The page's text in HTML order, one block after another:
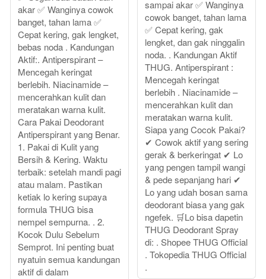
akar ✅ Wanginya cowok
banget, tahan lama ✅
Cepat kering, gak lengket,
bebas noda . Kandungan
Aktif:. Antiperspirant –
Mencegah keringat
berlebih. Niacinamide –
mencerahkan kulit dan
meratakan warna kulit.
Cara Pakai Deodorant
Antiperspirant yang Benar.
1. Pakai di Kulit yang
Bersih & Kering. Waktu
terbaik: setelah mandi pagi
atau malam. Pastikan
ketiak lo kering supaya
formula THUG bisa
nempel sempurna. . 2.
Kocok Dulu Sebelum
Semprot. Ini penting buat
nyatuin semua kandungan
aktif di dalam
sampai akar ✅ Wanginya
cowok banget, tahan lama
✅ Cepat kering, gak
lengket, dan gak ninggalin
noda. . Kandungan Aktif
THUG. Antiperspirant :
Mencegah keringat
berlebih . Niacinamide –
mencerahkan kulit dan
meratakan warna kulit.
Siapa yang Cocok Pakai?
✔ Cowok aktif yang sering
gerak & berkeringat ✔ Lo
yang pengen tampil wangi
& pede sepanjang hari ✔
Lo yang udah bosan sama
deodorant biasa yang gak
ngefek. 🛒Lo bisa dapetin
THUG Deodorant Spray
di: . Shopee THUG Official
. Tokopedia THUG Official
.